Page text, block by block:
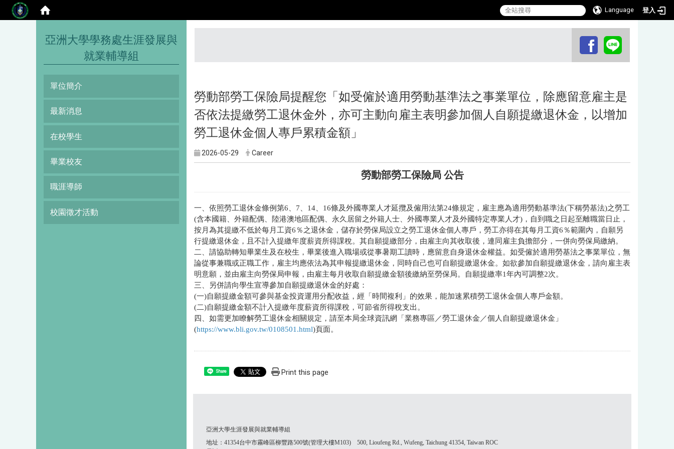
Language 登入
亞洲大學學務處生涯發展與
就業輔導組
單位簡介
最新消息
在校學生
畢業校友
職涯導師
校園徵才活動
勞動部勞工保險局提醒您「如受僱於適用勞動基準法之事業單位，除應留意雇主是
否依法提繳勞工退休金外，亦可主動向雇主表明參加個人自願提繳退休金，以增加
勞工退休金個人專戶累積金額」
2026-05-29 Career
勞動部勞工保險局 公告
一、依照勞工退休金條例第6、7、14、16條及外國專業人才延攬及僱用法第24條規定，雇主應為適用勞動基準法(下稱勞基法)之勞工
(含本國籍、外籍配偶、陸港澳地區配偶、永久居留之外籍人士、外國專業人才及外國特定專業人才)，自到職之日起至離職當日止，
按月為其提繳不低於每月工資6％之退休金，儲存於勞保局設立之勞工退休金個人專戶，勞工亦得在其每月工資6％範圍內，自願另
行提繳退休金，且不計入提繳年度薪資所得課稅。其自願提繳部分，由雇主向其收取後，連同雇主負擔部分，一併向勞保局繳納。
二、請協助轉知畢業生及在校生，畢業後進入職場或從事暑期工讀時，應留意自身退休金權益。如受僱於適用勞基法之事業單位，無
論從事兼職或正職工作，雇主均應依法為其申報提繳退休金，同時自己也可自願提繳退休金。如欲參加自願提繳退休金，請向雇主表
明意願，並由雇主向勞保局申報，由雇主每月收取自願提繳金額後繳納至勞保局。自願提繳率1年內可調整2次。
三、另併請向學生宣導參加自願提繳退休金的好處：
(一)自願提繳金額可參與基金投資運用分配收益，經「時間複利」的效果，能加速累積勞工退休金個人專戶金額。
(二)自願提繳金額不計入提繳年度薪資所得課稅，可節省所得稅支出。
四、如需更加瞭解勞工退休金相關規定，請至本局全球資訊網「業務專區／勞工退休金／個人自願提繳退休金」
(https://www.bli.gov.tw/0108501.html)頁面。
Share Print this page
亞洲大學生涯發展與就業輔導組
地址：41354台中市霧峰區柳豐路500號(管理大樓M103) 500, Lioufeng Rd., Wufeng, Taichung 41354, Taiwan ROC